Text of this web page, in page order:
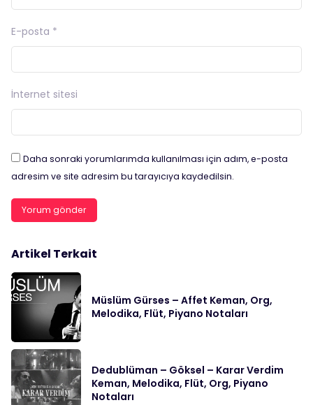
E-posta *
İnternet sitesi
Daha sonraki yorumlarımda kullanılması için adım, e-posta
adresim ve site adresim bu tarayıcıya kaydedilsin.
Artikel Terkait
Müslüm Gürses – Affet Keman, Org,
Melodika, Flüt, Piyano Notaları
Dedublüman – Göksel – Karar Verdim
Keman, Melodika, Flüt, Org, Piyano
Notaları